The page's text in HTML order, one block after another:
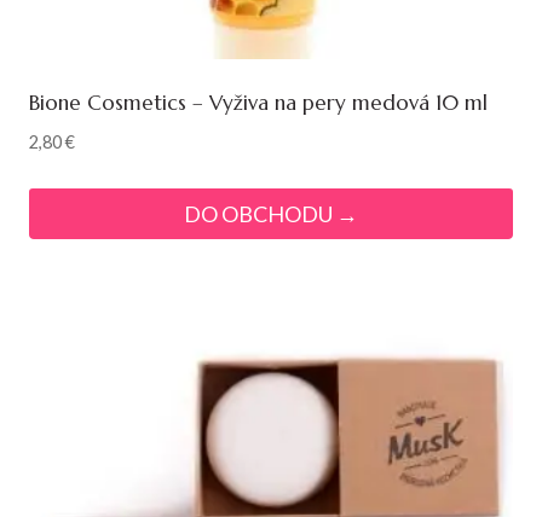
Bione Cosmetics – Vyživa na pery medová 10 ml
2,80€
DO OBCHODU →